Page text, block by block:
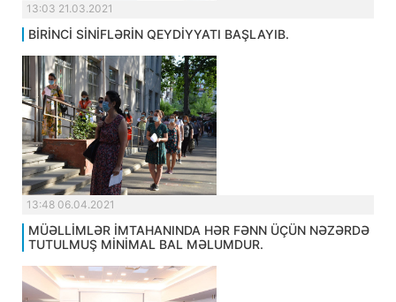
13:03 21.03.2021
BİRİNCİ SİNİFLƏRİN QEYDİYYATI BAŞLAYIB.
13:48 06.04.2021
MÜƏLLİMLƏR İMTAHANINDA HƏR FƏNN ÜÇÜN NƏZƏRDƏ
TUTULMUŞ MİNİMAL BAL MƏLUMDUR.